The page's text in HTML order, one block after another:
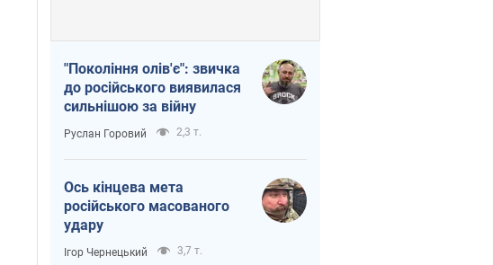
"Покоління олів'є": звичка
до російського виявилася
сильнішою за війну
Руслан Горовий 2,3 т.
Ось кінцева мета
російського масованого
удару
Ігор Чернецький 3,7 т.